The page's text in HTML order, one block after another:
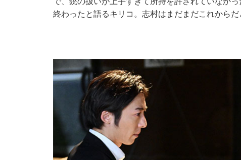
終わったと語るキリコ。志村はまだまだこれからだ